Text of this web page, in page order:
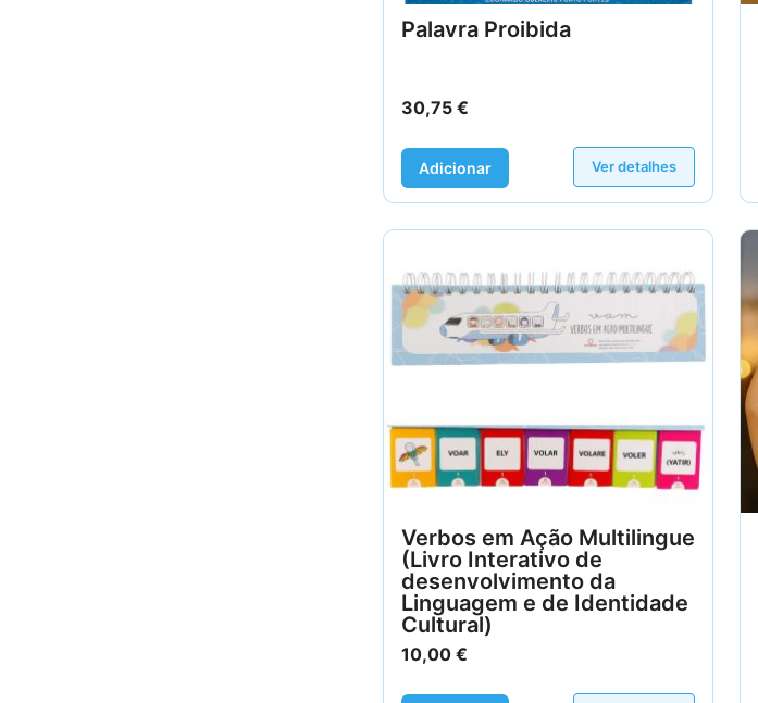
Palavra Proibida
30,75 €
Adicionar Ver detalhes
Verbos em Ação Multilingue
(Livro Interativo de
desenvolvimento da
Linguagem e de Identidade
Cultural)
10,00 €